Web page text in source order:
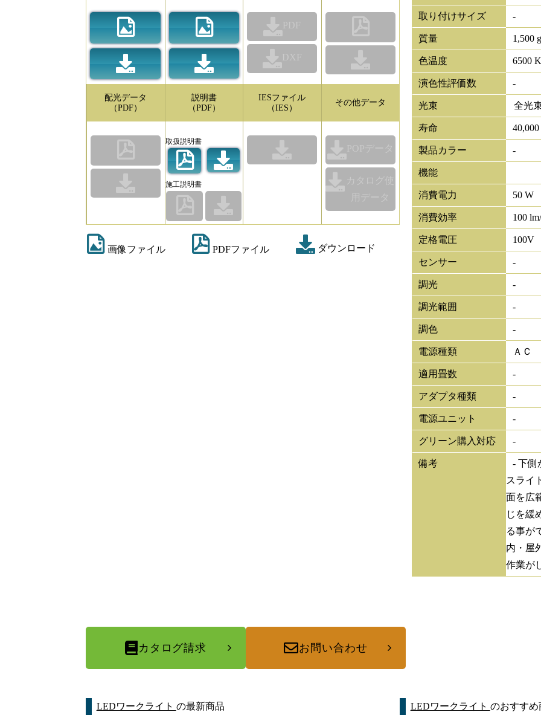
PDF
DXF
配光データ
（PDF）
説明書
（PDF）
取扱説明書
施工説明書
IESファイル
（IES）
その他データ
POPデータ
カタログ使
用データ
画像ファイル PDFファイル ダウンロード
取り付けサイズ -
質量 1,500 g
色温度 6500 K
演色性評価数 -
光束 全光
寿命
製品カラー -
機能
消費電力 50 W
消費効率 100
定格電圧 100V
センサー -
調光 -
調光範囲 -
調色 -
電源種類 ＡＣ
適用畳数 -
アダプタ種類 -
電源ユニット -
グリーン購入対応 -
備考
- 下側
スライ
面を広
じを緩
る事が
内・屋
作業が
カタログ請求 お問い合わせ
LEDワークライト の最新商品 LEDワークライト のおすすめ